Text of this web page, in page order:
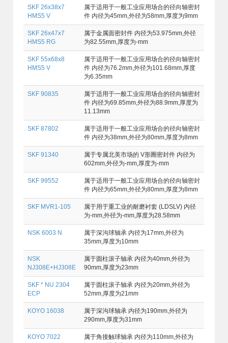
SKF 26x38x7
HMS5 V
属于适用于一般工业应用场合的径向轴密封
件 内径为45mm,外径为58mm,厚度为9mm
SKF 26x47x7
HMS5 RG
属于金属面密封件 内径为53.975mm,外径
为82.55mm,厚度为-mm
SKF 55x68x8
HMS5 V
属于适用于一般工业应用场合的径向轴密封
件 内径为76.2mm,外径为101.68mm,厚度
为6.35mm
SKF 90835
属于适用于一般工业应用场合的径向轴密封
件 内径为69.85mm,外径为88.9mm,厚度为
11.13mm
SKF 87802
属于适用于一般工业应用场合的径向轴密封
件 内径为38mm,外径为80mm,厚度为8mm
SKF 91340
属于专属北美市场的 V形圈密封件 内径为
602mm,外径为-mm,厚度为-mm
SKF 99552
属于适用于一般工业应用场合的径向轴密封
件 内径为65mm,外径为80mm,厚度为8mm
SKF MVR1-105
属于用于重工业的耐磨衬套 (LDSLV) 内径
为-mm,外径为-mm,厚度为28.58mm
NSK 6003 N
属于深沟球轴承 内径为17mm,外径为
35mm,厚度为10mm
NSK
NJ308E+HJ308E
属于圆柱滚子轴承 内径为40mm,外径为
90mm,厚度为23mm
SKF * NU 2304
ECP
属于圆柱滚子轴承 内径为20mm,外径为
52mm,厚度为21mm
KOYO 16038
属于深沟球轴承 内径为190mm,外径为
290mm,厚度为31mm
KOYO 7022
属于角接触球轴承 内径为110mm,外径为